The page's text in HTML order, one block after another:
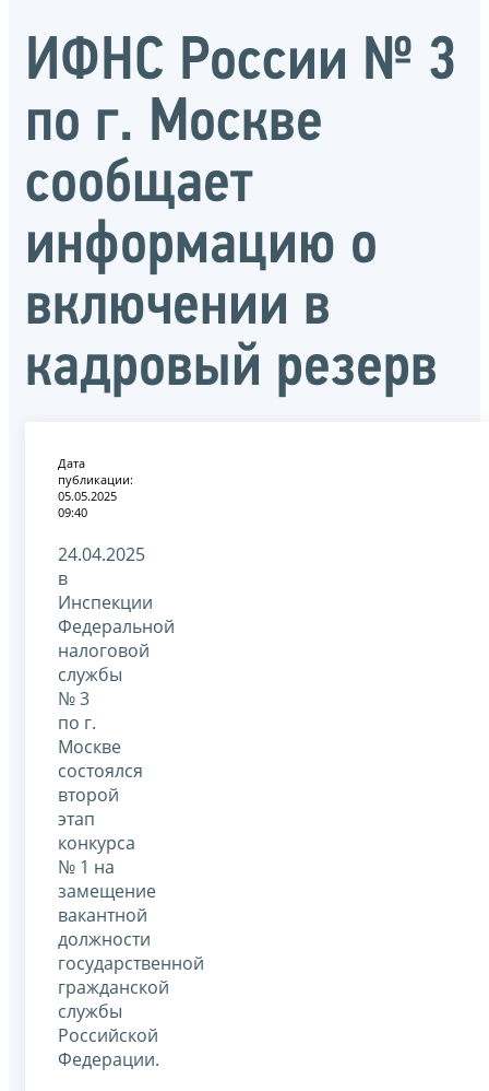
ИФНС России № 3
по г. Москве
сообщает
информацию о
включении в
кадровый резерв
Дата
публикации:
05.05.2025
09:40
24.04.2025
в
Инспекции
Федеральной
налоговой
службы
№ 3
по г.
Москве
состоялся
второй
этап
конкурса
№ 1 на
замещение
вакантной
должности
государственной
гражданской
службы
Российской
Федерации.